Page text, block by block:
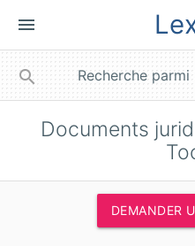
menu
search
Documents
DEMANDER